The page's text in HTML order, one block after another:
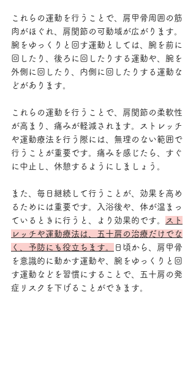
これらの運動を行うことで、肩甲骨周囲の筋
肉がほぐれ、肩関節の可動域が広がります。
腕をゆっくりと回す運動としては、腕を前に
回したり、後ろに回したりする運動や、腕を
外側に回したり、内側に回したりする運動な
どがあります。
これらの運動を行うことで、肩関節の柔軟性
が高まり、痛みが軽減されます。ストレッチ
や運動療法を行う際には、無理のない範囲で
行うことが重要です。痛みを感じたら、すぐ
に中止し、休憩するようにしましょう。
また、毎日継続して行うことが、効果を高め
るためには重要です。入浴後や、体が温まっ
ているときに行うと、より効果的です。
スト
レッチや運動療法は、五十肩の治療だけでな
く、予防にも役立ちます。
日頃から、肩甲骨
を意識的に動かす運動や、腕をゆっくりと回
す運動などを習慣にすることで、五十肩の発
症リスクを下げることができます。